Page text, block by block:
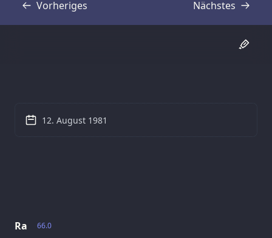
Vorheriges
Transkript Nächstes
Transkript
66.0
Ra
12. August 1981